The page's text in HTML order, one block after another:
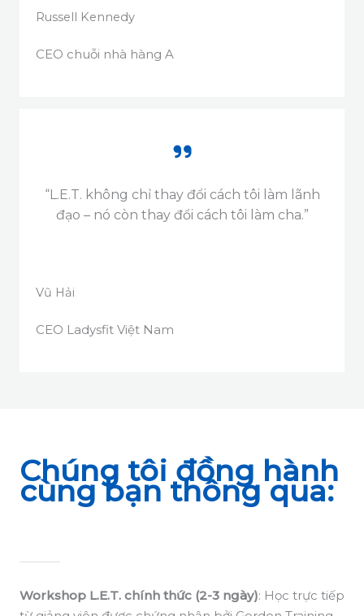
Russell Kennedy​
CEO chuỗi nhà hàng A
“L.E.T. không chỉ thay đổi cách tôi làm lãnh
đạo – nó còn thay đổi cách tôi làm cha.”
Vũ Hải
CEO Ladysfit Việt Nam
Chúng tôi đồng hành
cùng bạn thông qua:
Workshop L.E.T. chính thức (2-3 ngày): Học trực tiếp